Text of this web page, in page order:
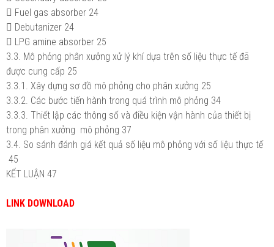
 Fuel gas absorber 24
 Debutanizer 24
 LPG amine absorber 25
3.3. Mô phỏng phân xưởng xử lý khí dựa trên số liệu thực tế đã
được cung cấp 25
3.3.1. Xây dựng sơ đồ mô phỏng cho phân xưởng 25
3.3.2. Các bước tiến hành trong quá trình mô phỏng 34
3.3.3. Thiết lập các thông số và điều kiện vận hành của thiết bị
trong phân xưởng mô phỏng 37
3.4. So sánh đánh giá kết quả số liệu mô phỏng với số liệu thực tế
45
KẾT LUẬN 47
LINK DOWNLOAD